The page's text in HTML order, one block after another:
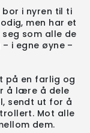
i nyren til ti
men har et
som alle de
i egne øyne –
på en farlig og
å lære å dele
sendt ut for å
Mot alle
dem.